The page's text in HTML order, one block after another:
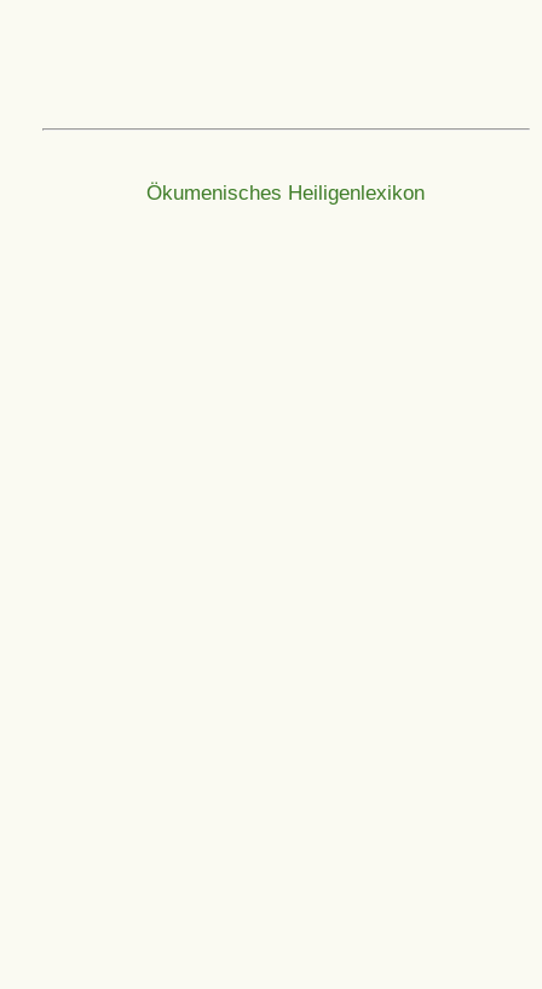
Ökumenisches Heiligenlexikon